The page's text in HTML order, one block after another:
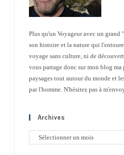
Plus qu'un Voyageur avec un grand
son histoire et la nature qui
voyage sans culture, ni de
vous partage donc sur mon blog ma
paysages tout autour du monde et
par l'homme. N'hésitez pas à
Archives
Archives